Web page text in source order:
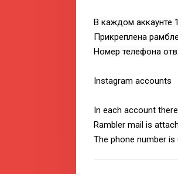
В каждом аккаунте
Прикреплена
Номер телефона
Instagram accounts
In each account
Rambler mail is
The phone number is